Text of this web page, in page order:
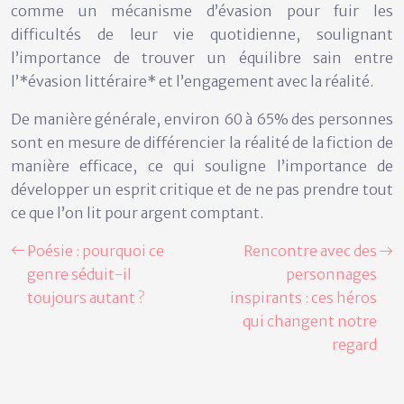
comme un mécanisme d’évasion pour fuir les
difficultés de leur vie quotidienne, soulignant
l’importance de trouver un équilibre sain entre
l’*évasion littéraire* et l’engagement avec la réalité.
De manière générale, environ 60 à 65% des personnes
sont en mesure de différencier la réalité de la fiction de
manière efficace, ce qui souligne l’importance de
développer un esprit critique et de ne pas prendre tout
ce que l’on lit pour argent comptant.
Poésie : pourquoi ce
genre séduit-il
toujours autant ?
Rencontre avec des
personnages
inspirants : ces héros
qui changent notre
regard